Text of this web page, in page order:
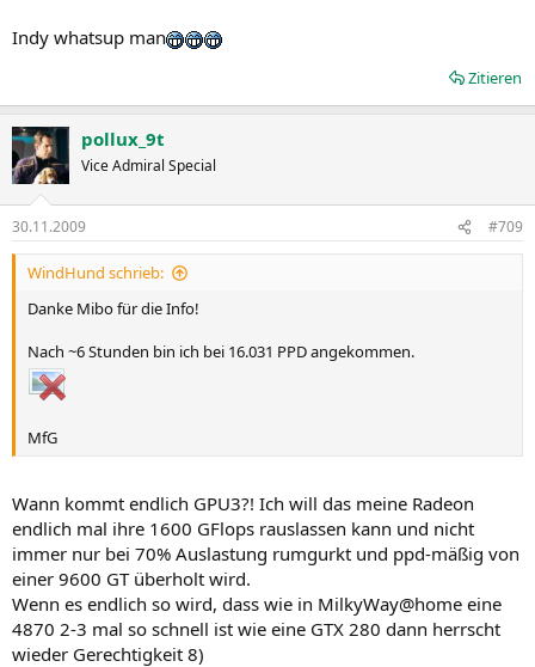
Indy whatsup man
Zitieren
pollux_9t
Vice Admiral Special
30.11.2009 #709
WindHund schrieb:
Danke Mibo für die Info!
Nach ~6 Stunden bin ich bei 16.031 PPD angekommen.
MfG
Wann kommt endlich GPU3?! Ich will das meine Radeon
endlich mal ihre 1600 GFlops rauslassen kann und nicht
immer nur bei 70% Auslastung rumgurkt und ppd-mäßig von
einer 9600 GT überholt wird.
Wenn es endlich so wird, dass wie in MilkyWay@home eine
4870 2-3 mal so schnell ist wie eine GTX 280 dann herrscht
wieder Gerechtigkeit 8)